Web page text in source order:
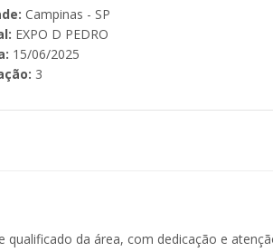
Campinas - SP
EXPO D PEDRO
15/06/2025
3
da área, com dedicação e